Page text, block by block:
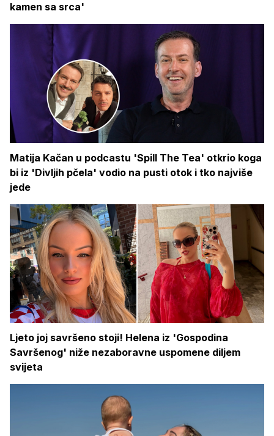
kamen sa srca'
Matija Kačan u podcastu 'Spill The Tea' otkrio koga
bi iz 'Divljih pčela' vodio na pusti otok i tko najviše
jede
Ljeto joj savršeno stoji! Helena iz 'Gospodina
Savršenog' niže nezaboravne uspomene diljem
svijeta